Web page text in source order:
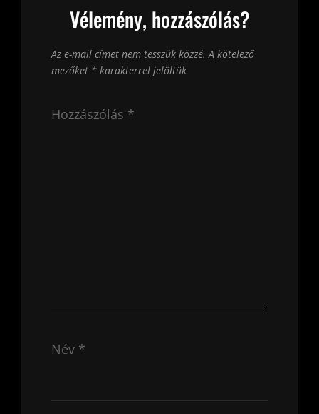
Vélemény, hozzászólás?
Az e-mail címet nem tesszük közzé. A kötelező
mezőket * karakterrel jelöltük
Hozzászólás *
Név *